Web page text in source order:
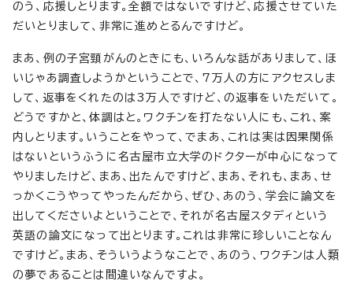
のう、応援しとります。全額ではないですけど、応援させていた
だいとりまして、非常に進めとるんですけど。
まあ、例の子宮頸がんのときにも、いろんな話がありまして、ほ
いじゃあ調査しようかということで、7万人の方にアクセスしま
して、返事をくれたのは3万人ですけど、の返事をいただいて。
どうですかと、体調はと。ワクチンを打たない人にも、これ、案
内しとります。いうことをやって、でまあ、これは実は因果関係
はないというふうに名古屋市立大学のドクターが中心になって
やりましたけど、まあ、出たんですけど、まあ、それも、まあ、せ
っかくこうやってやったんだから、ぜひ、あのう、学会に論文を
出してくださいよということで、それが名古屋スタディという
英語の論文になって出とります。これは非常に珍しいことなん
ですけど。まあ、そういうようなことで、あのう、ワクチンは人類
の夢であることは間違いなんですよ。